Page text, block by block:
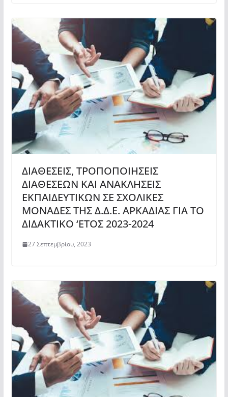
ΔΙΑΘΕΣΕΙΣ, ΤΡΟΠΟΠΟΙΗΣΕΙΣ
ΔΙΑΘΕΣΕΩΝ ΚΑΙ ΑΝΑΚΛΗΣΕΙΣ
ΕΚΠΑΙΔΕΥΤΙΚΩΝ ΣΕ ΣΧΟΛΙΚΕΣ
ΜΟΝΑΔΕΣ ΤΗΣ Δ.Δ.Ε. ΑΡΚΑΔΙΑΣ ΓΙΑ ΤΟ
ΔΙΔΑΚΤΙΚΟ ‘ΕΤΟΣ 2023-2024
27 Σεπτεμβρίου, 2023